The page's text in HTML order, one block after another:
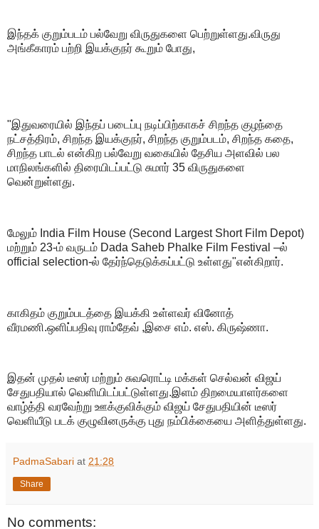
இந்தக் குறும்படம் பல்வேறு விருதுகளை பெற்றுள்ளது.விருது
அங்கீகாரம் பற்றி இயக்குநர் கூறும் போது,
"இதுவரையில் இந்தப் படைப்பு நடிப்பிற்காகச் சிறந்த குழந்தை
நட்சத்திரம், சிறந்த இயக்குநர், சிறந்த குறும்படம், சிறந்த கதை,
சிறந்த பாடல் என்கிற பல்வேறு வகையில் தேசிய அளவில் பல
மாநிலங்களில் திரையிடப்பட்டு சுமார் 35 விருதுகளை
வென்றுள்ளது.
மேலும் India Film House (Second Largest Short Film Depot)
மற்றும் 23-ம் வருடம் Dada Saheb Phalke Film Festival –ல்
official selection-ல் தேர்ந்தெடுக்கப்பட்டு உள்ளது"என்கிறார்.
காகிதம் குறும்படத்தை இயக்கி உள்ளவர் வினோத்
வீரமணி.ஒளிப்பதிவு ராம்தேவ் ,இசை எம். எஸ். கிருஷ்ணா.
இதன் முதல் டீஸர் மற்றும் சுவரொட்டி மக்கள் செல்வன் விஜய்
சேதுபதியால் வெளியிடப்பட்டுள்ளது.இளம் திறமையாளர்களை
வாழ்த்தி வரவேற்று ஊக்குவிக்கும் விஜய் சேதுபதியின் டீஸர்
வெளியீடு படக் குழுவினருக்கு புது நம்பிக்கையை அளித்துள்ளது.
PadmaSabari at 21:28
Share
No comments: